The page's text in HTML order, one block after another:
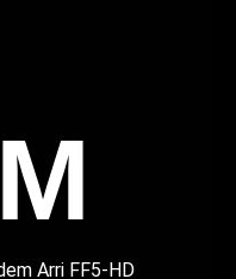
Arri FF5-HD